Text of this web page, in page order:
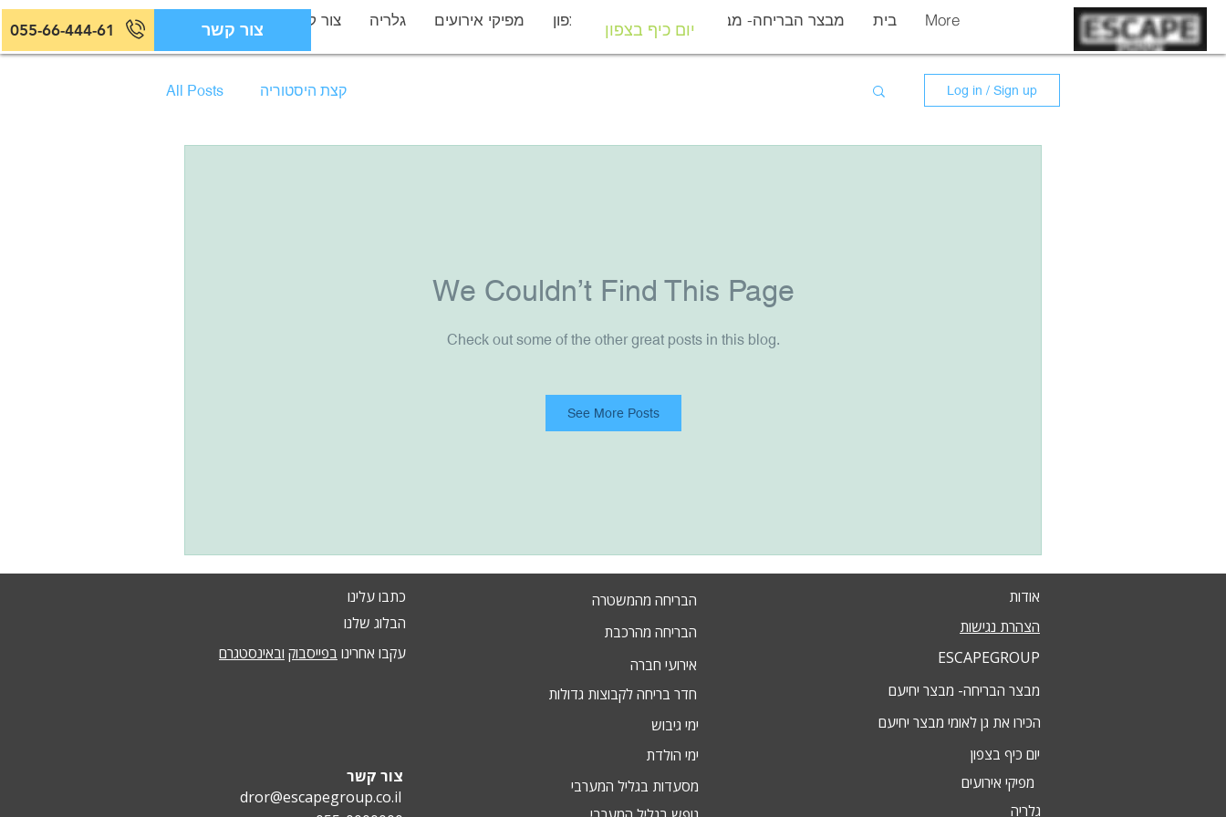
055-66-444-61
צור קשר גלריה מפיקי אירועים יום כיף בצפון מבצר הבריחה- מבצר יחיעם בית More
יום כיף בצפון צור קשר
All Posts קצת היסטוריה Log in / Sign up
We Couldn’t Find This Page
Check out some of the other great posts in this blog.
See More Posts
כתבו עלינו
הבלוג שלנו
עקבו אחרינו בפייסבוק ובאינסטגרם
הבריחה מהמשטרה
הבריחה מהרכבת
אירועי חברה
חדר בריחה לקבוצות גדולות
ימי גיבוש
צור קשר
dror@escapegroup.co.il
ימי הולדת
מסעדות בגליל המערבי
אודות
הצהרת נגישות
ESCAPEGROUP
מבצר הבריחה- מבצר יחיעם
הכירו את גן לאומי מבצר יחיעם
יום כיף בצפון
מפיקי אירועים
גלריה